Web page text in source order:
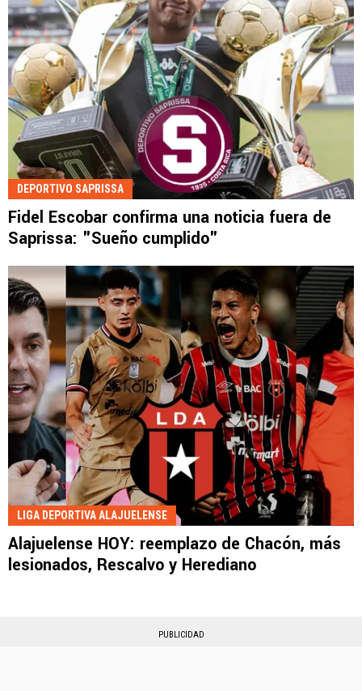
DEPORTIVO SAPRISSA
Fidel Escobar confirma una noticia fuera de
Saprissa: "Sueño cumplido"
LIGA DEPORTIVA ALAJUELENSE
Alajuelense HOY: reemplazo de Chacón, más
lesionados, Rescalvo y Herediano
PUBLICIDAD